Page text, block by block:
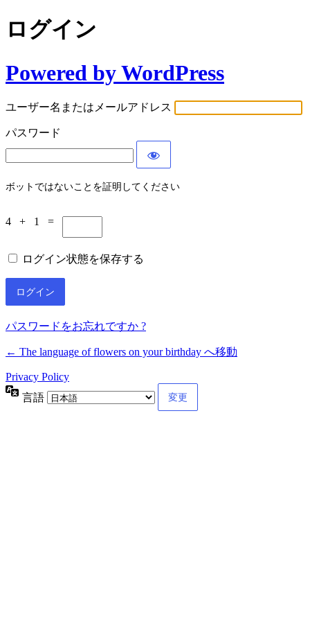
ログイン
Powered by WordPress
ユーザー名またはメールアドレス
パスワード
ボットではないことを証明してください
4 + 1 =
ログイン状態を保存する
パスワードをお忘れですか ?
← The language of flowers on your birthday へ移動
Privacy Policy
言語